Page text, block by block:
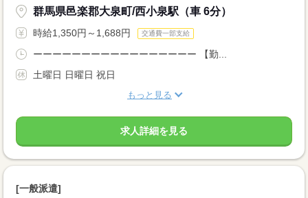
群馬県邑楽郡大泉町/西小泉駅（車 6分）
時給1,350円～1,688円 交通費一部支給
ーーーーーーーーーーーーーーーーー 【勤...
土曜日 日曜日 祝日
もっと見る
求人詳細を見る
[一般派遣]